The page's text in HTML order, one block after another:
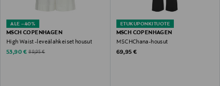
ALE –40%
MSCH COPENHAGEN
High Waist -leveälahkeiset housut
Discounted Price
53,90 € Original Price
89,95 €
ETUKUPONKITUOTE
MSCH COPENHAGEN
MSCHChana-housut
Original Price
69,95 €